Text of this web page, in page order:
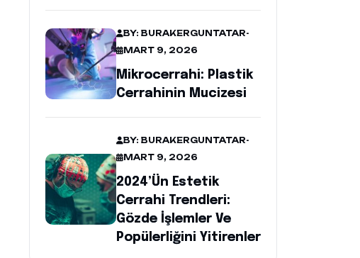
BY: BURAKERGUNTATAR-
MART 9, 2026
Mikrocerrahi: Plastik
Cerrahinin Mucizesi
BY: BURAKERGUNTATAR-
MART 9, 2026
2024’ün Estetik
Cerrahi Trendleri:
Gözde İşlemler Ve
Popülerliğini Yitirenler